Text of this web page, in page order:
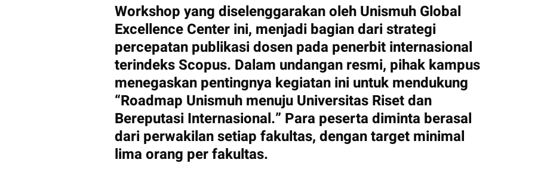
Workshop yang diselenggarakan oleh Unismuh Global
Excellence Center ini, menjadi bagian dari strategi
percepatan publikasi dosen pada penerbit internasional
terindeks Scopus. Dalam undangan resmi, pihak kampus
menegaskan pentingnya kegiatan ini untuk mendukung
“Roadmap Unismuh menuju Universitas Riset dan
Bereputasi Internasional.” Para peserta diminta berasal
dari perwakilan setiap fakultas, dengan target minimal
lima orang per fakultas.